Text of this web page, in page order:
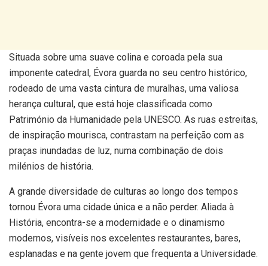
Situada sobre uma suave colina e coroada pela sua
imponente catedral, Évora guarda no seu centro histórico,
rodeado de uma vasta cintura de muralhas, uma valiosa
herança cultural, que está hoje classificada como
Património da Humanidade pela UNESCO. As ruas estreitas,
de inspiração mourisca, contrastam na perfeição com as
praças inundadas de luz, numa combinação de dois
milénios de história.
A grande diversidade de culturas ao longo dos tempos
tornou Évora uma cidade única e a não perder. Aliada à
História, encontra-se a modernidade e o dinamismo
modernos, visíveis nos excelentes restaurantes, bares,
esplanadas e na gente jovem que frequenta a Universidade.